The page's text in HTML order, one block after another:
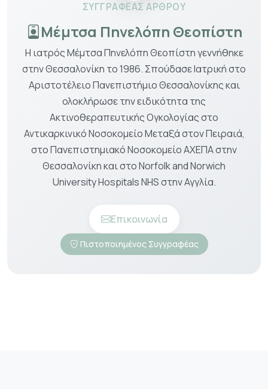
ΣΥΓΓΡΑΦΈΑΣ ΆΡΘΡΟΥ
Μέμτσα Πηνελόπη Θεοπίστη
Η ιατρός Μέμτσα Πηνελόπη Θεοπίστη γεννήθηκε
στην Θεσσαλονίκη το 1986. Σπούδασε Ιατρική στο
Αριστοτέλειο Πανεπιστήμιο Θεσσαλονίκης και
ολοκλήρωσε την ειδικότητα της
Ακτινοθεραπευτικής Ογκολογίας στο
Αντικαρκινικό Νοσοκομείο Μεταξά στον Πειραιά,
στο Πανεπιστημιακό Νοσοκομείο ΑΧΕΠΑ στην
Θεσσαλονίκη και στο Norfolk and Norwich
University Hospitals NHS στην Αγγλία.
Επικοινωνία
Πιστοποιημένος Συγγραφέας